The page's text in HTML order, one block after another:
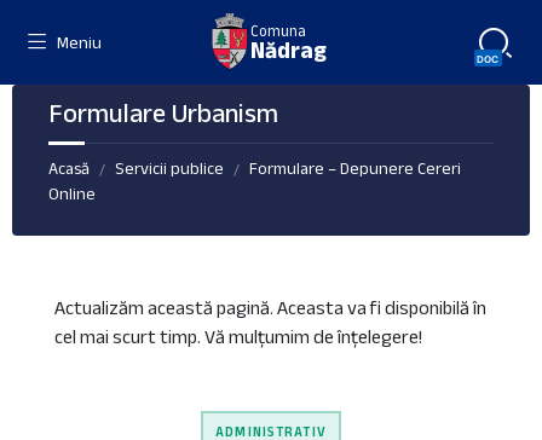
Meniu
Comuna
Nădrag
Formulare Urbanism
Acasă / Servicii publice /
Formulare – Depunere Cereri
Online
Actualizăm această pagină. Aceasta va fi disponibilă în
cel mai scurt timp. Vă mulțumim de înțelegere!
ADMINISTRATIV